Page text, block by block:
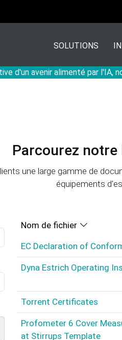
d'un avenir alimenté par l'IA,
SOLUTIONS
Parcourez notre
une large gamme de
équipements
Nom de fichier
EC Declaration of
Dyna Estrich Operating
Torrent Certificates
Profometer 6 Cover
at Stirrups Template